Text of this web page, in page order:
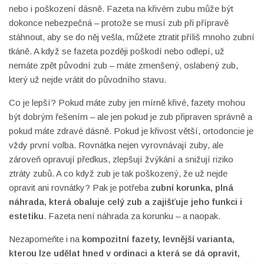
nebo i poškození dásně. Fazeta na křivém zubu může být
dokonce nebezpečná – protože se musí zub při přípravě
stáhnout, aby se do něj vešla, můžete ztratit příliš mnoho zubní
tkáně. A když se fazeta později poškodí nebo odlepí, už
nemáte zpět původní zub – máte zmenšený, oslabený zub,
který už nejde vrátit do původního stavu.
Co je lepší? Pokud máte zuby jen mírně křivé, fazety mohou
být dobrým řešením – ale jen pokud je zub připraven správně a
pokud máte zdravé dásně. Pokud je křivost větší, ortodoncie je
vždy první volba. Rovnátka nejen vyrovnávají zuby, ale
zároveň opravují předkus, zlepšují žvýkání a snižují riziko
ztráty zubů. A co když zub je tak poškozený, že už nejde
opravit ani rovnátky? Pak je potřeba zubní korunka, plná
náhrada, která obaluje celý zub a zajišťuje jeho funkci i
estetiku. Fazeta není náhrada za korunku – a naopak.
Nezapomeňte i na kompozitní fazety, levnější varianta,
kterou lze udělat hned v ordinaci a která se dá opravit,